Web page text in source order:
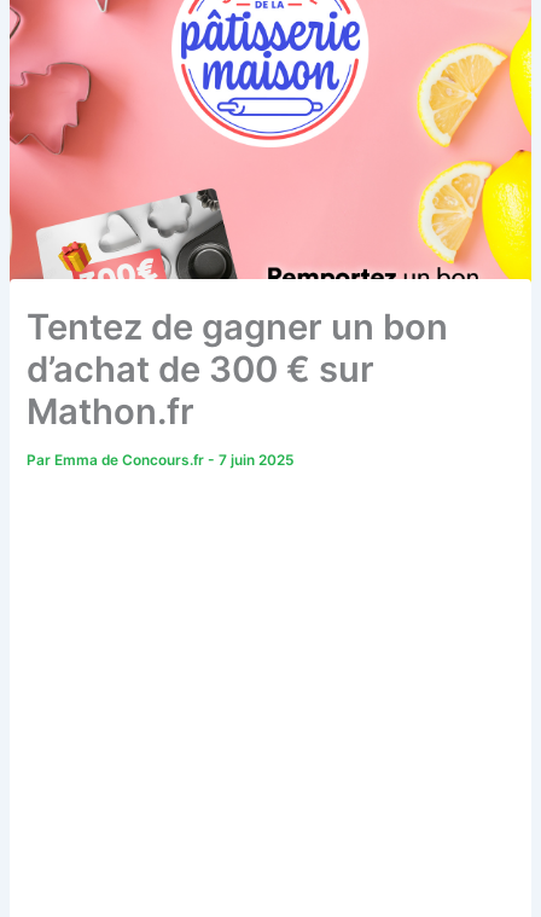
Tentez de gagner un bon
d’achat de 300 € sur
Mathon.fr
ParEmma de Concours.fr-7 juin 2025